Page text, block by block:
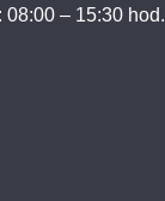
08:00 – 15:30 hod.